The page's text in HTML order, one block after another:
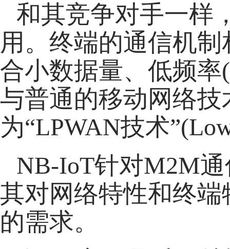
和其竞争对手一样
用。终端的通信机
合小数据量、低频
与普通的移动网络
为“LPWAN技术
NB-IoT针对M2M
其对网络特性和终
的需求。